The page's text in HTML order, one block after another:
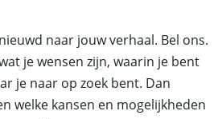
naar jouw verhaal. Bel ons.
je wensen zijn, waarin je bent
je naar op zoek bent. Dan
welke kansen en mogelijkheden